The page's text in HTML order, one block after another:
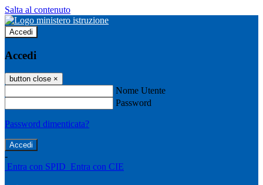
Salta al contenuto
Accedi
Accedi
button close ×
Nome Utente
Password
Password dimenticata?
-
Entra con SPID Entra con CIE